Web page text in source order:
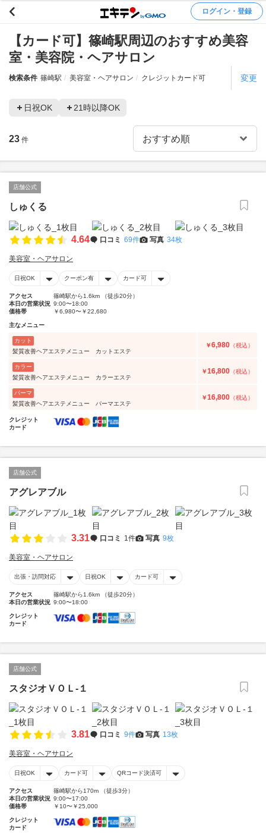
ログイン・登録
【カード可】篠崎駅周辺のおすすめ美容
室・美容院・ヘアサロン
検索条件 篠崎駅 美容室・ヘアサロン クレジットカード可 変更
日祝OK 21時以降OK
23 件
店舗公式
しゅくる
4.64 口コミ 69件 写真 34枚
美容室・ヘアサロン
日祝OK クーポン有 カード可
アクセス
篠崎駅から1.6km （徒歩20分）
本日の営業状況 9:00〜18:00
価格帯
￥6,980〜￥22,680
主なメニュー
カット
髪質改善ヘアエステメニュー カットエステ
￥6,980 （税込）
カラー
髪質改善ヘアエステメニュー カラーエステ
￥16,800 （税込）
パーマ
髪質改善ヘアエステメニュー パーマエステ
￥16,800 （税込）
クレジット
カード
店舗公式
アグレアブル
3.31 口コミ 1件 写真 9枚
美容室・ヘアサロン
出張・訪問対応 日祝OK カード可
アクセス
篠崎駅から1.6km （徒歩20分）
本日の営業状況 9:00〜18:00
クレジット
カード
店舗公式
スタジオＶＯＬ‐１
3.81 口コミ 9件 写真 13枚
美容室・ヘアサロン
日祝OK カード可 QRコード決済可
アクセス
篠崎駅から170m （徒歩3分）
本日の営業状況 9:00〜17:00
価格帯
￥10〜￥25,000
クレジット
カード